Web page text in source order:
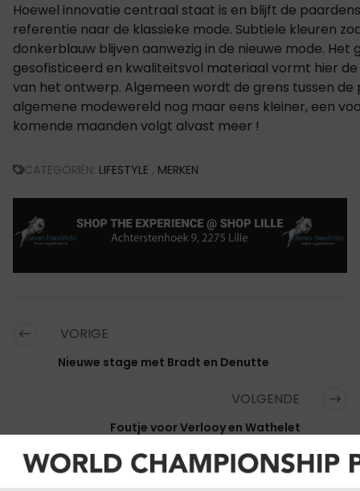
Hoewel innovatie centraal staat is en blijft de
referentie naar de klassieke mode. Subtiele kleuren
donkerblauw blijven aanwezig in de nieuwe mode. Het
gesofisticeerd en kwaliteitsvol materiaal vormt hier
van het ontwerp. Algemeen wordt de grens tussen
algemene modewereld nog maar eens kleiner, een
komende maanden volgt alvast meer !
CATEGORIËN: LIFESTYLE , MERKEN
VORIGE
Nieuwe stage met Bradt en Denutte
VOLGENDE
Foutje voor Verlooy en Wathelet